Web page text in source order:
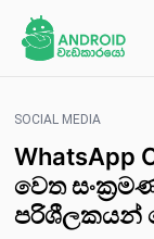
SOCIAL MEDIA
WhatsApp
වෙත
පරිශීලකයන්